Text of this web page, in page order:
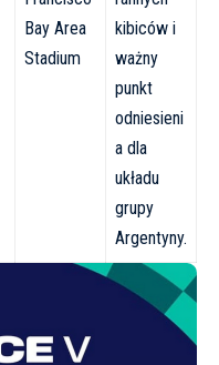
Bay Area
Stadium
kibiców i
ważny
punkt
odniesieni
a dla
układu
grupy
Argentyny.